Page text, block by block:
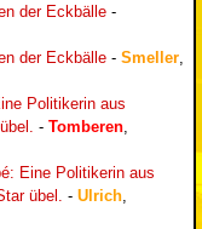
der Eckbälle -
der Eckbälle - Smeller
Politikerin aus
- Tomberen
Eine Politikerin aus
übel.
- Ulrich